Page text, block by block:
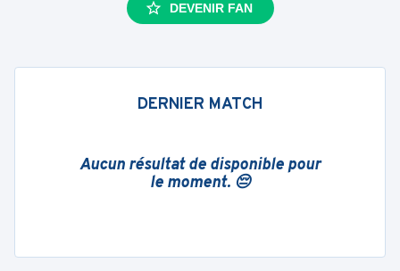
DEVENIR FAN
DERNIER MATCH
Aucun résultat de disponible pour
le moment. 😔